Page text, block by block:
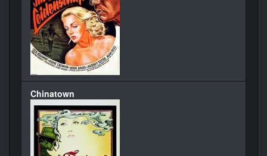
Chinatown